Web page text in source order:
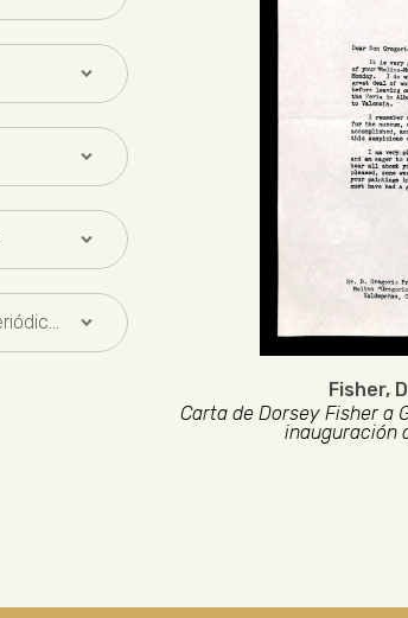
Fisher,
Carta de Dorsey Fisher a
inauguración